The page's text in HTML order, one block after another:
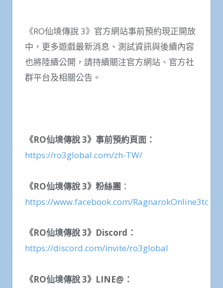
《RO仙境傳說 3》官方網站事前預約現正開放
中，更多遊戲最新消息、測試資訊與後續內容
也將陸續公開，請持續關注官方網站、官方社
群平台及相關公告。
《RO仙境傳說 3》事前預約頁面：
https://ro3global.com/zh-TW/
《RO仙境傳說 3》粉絲團 ：
https://www.facebook.com/RagnarokOnline3tc
《RO仙境傳說 3》Discord ：
https://discord.com/invite/ro3global
《RO仙境傳說 3》LINE@ ：